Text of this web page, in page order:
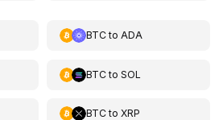
BTCto ADA
BTCto SOL
BTCto XRP